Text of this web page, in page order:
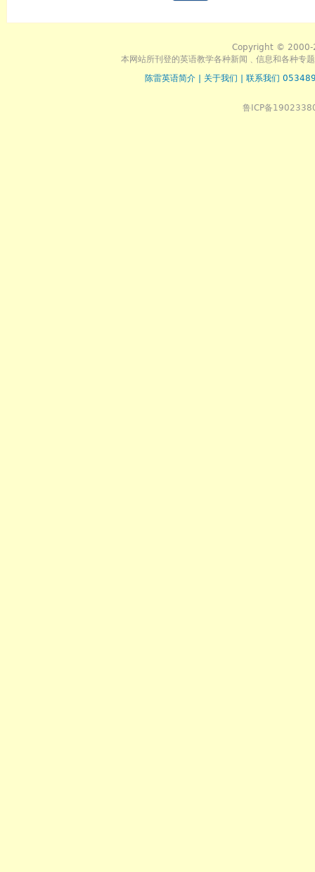
Copyright © 2000-
本网站所刊登的英语教学各种新闻﹑信息和各种专
陈雷英语简介
关于我们 联系我们
鲁ICP备